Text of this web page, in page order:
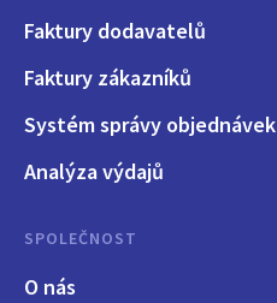
Faktury dodavatelů
Faktury zákazníků
Systém správy objednávek
Analýza výdajů
SPOLEČNOST
O nás